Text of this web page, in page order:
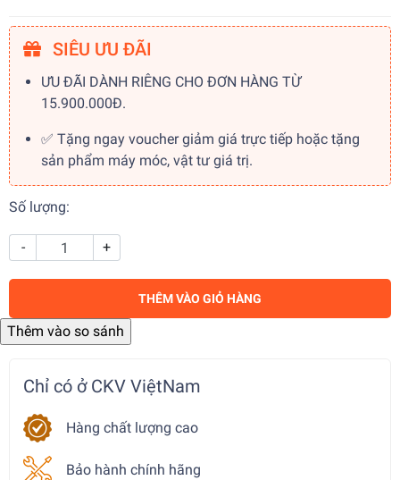
SIÊU ƯU ĐÃI
ƯU ĐÃI DÀNH RIÊNG CHO ĐƠN HÀNG TỪ
15.900.000Đ.
✅ Tặng ngay voucher giảm giá trực tiếp hoặc tặng
sản phẩm máy móc, vật tư giá trị.
Số lượng:
- +
THÊM VÀO GIỎ HÀNG
Chỉ có ở CKV ViệtNam
Hàng chất lượng cao
Bảo hành chính hãng